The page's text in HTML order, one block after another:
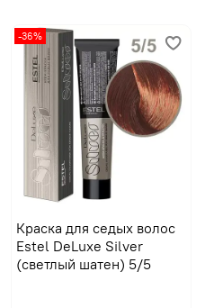
-36%
Краска для седых волос
Estel DeLuxe Silver
(светлый шатен) 5/5